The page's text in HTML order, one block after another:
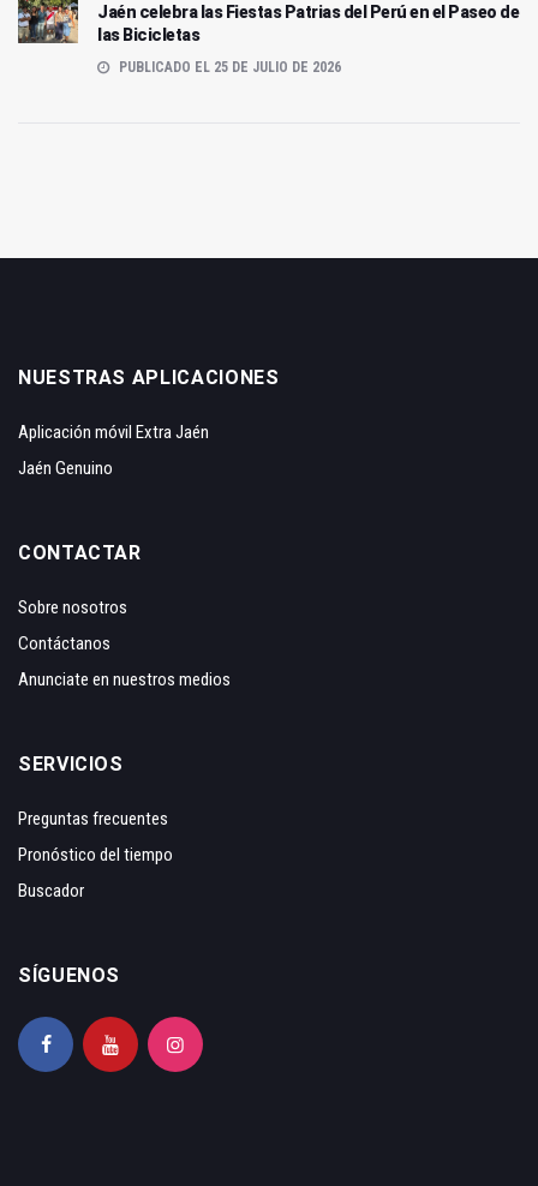
Jaén celebra las Fiestas Patrias del Perú en el Paseo de
las Bicicletas
PUBLICADO EL 25 DE JULIO DE 2026
NUESTRAS APLICACIONES
Aplicación móvil Extra Jaén
Jaén Genuino
CONTACTAR
Sobre nosotros
Contáctanos
Anunciate en nuestros medios
SERVICIOS
Preguntas frecuentes
Pronóstico del tiempo
Buscador
SÍGUENOS